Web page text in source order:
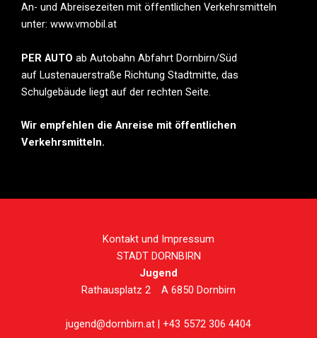
An- und Abreisezeiten mit öffentlichen Verkehrsmitteln
unter: www.vmobil.at
PER AUTO ab Autobahn Abfahrt Dornbirn/Süd
auf Lustenauerstraße Richtung Stadtmitte, das
Schulgebäude liegt auf der rechten Seite.
Wir empfehlen die Anreise mit öffentlichen
Verkehrsmitteln.
Kontakt und Impressum
STADT DORNBIRN
Jugend
Rathausplatz 2 A 6850 Dornbirn
jugend@dornbirn.at | +43 5572 306 4404